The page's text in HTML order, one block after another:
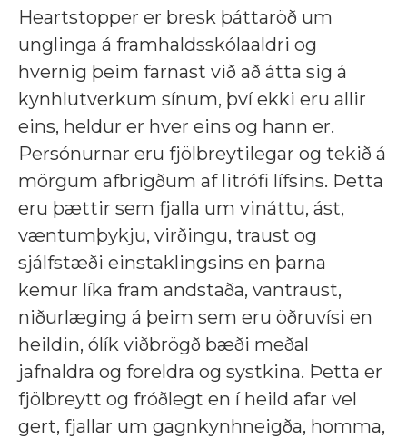
Heartstopper er bresk þáttaröð um
unglinga á framhaldsskólaaldri og
hvernig þeim farnast við að átta sig á
kynhlutverkum sínum, því ekki eru allir
eins, heldur er hver eins og hann er.
Persónurnar eru fjölbreytilegar og tekið á
mörgum afbrigðum af litrófi lífsins. Þetta
eru þættir sem fjalla um vináttu, ást,
væntumþykju, virðingu, traust og
sjálfstæði einstaklingsins en þarna
kemur líka fram andstaða, vantraust,
niðurlæging á þeim sem eru öðruvísi en
heildin, ólík viðbrögð bæði meðal
jafnaldra og foreldra og systkina. Þetta er
fjölbreytt og fróðlegt en í heild afar vel
gert, fjallar um gagnkynhneigða, homma,